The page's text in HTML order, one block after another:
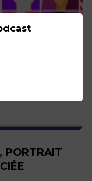
PORTRAIT